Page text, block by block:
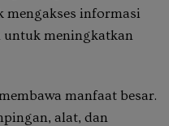
mengakses informasi
meningkatkan
manfaat besar.
alat, dan